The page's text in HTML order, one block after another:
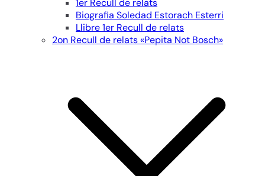
1er Recull de relats
Biografia Soledad Estorach Esterri
Llibre 1er Recull de relats
2on Recull de relats «Pepita Not Bosch»